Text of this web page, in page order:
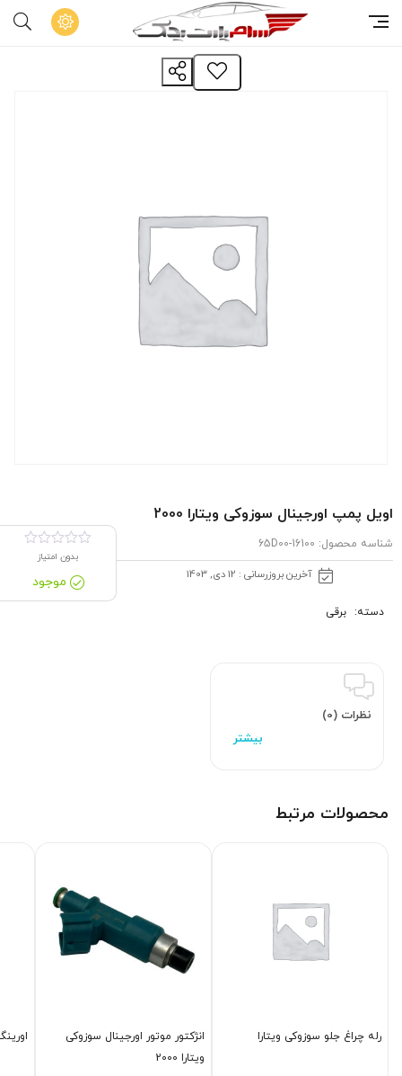
اویل پمپ اورجینال سوزوکی ویتارا 2000
شناسه محصول: 16100-65D00
آخرین بروزرسانی : 12 دی, 1403
بدون امتیاز
موجود
دسته: برقی
نظرات (0)
محصولات مرتبط
رله چراغ جلو سوزوکی ویتارا
انژكتور موتور اورجینال سوزوکی
ویتارا 2000